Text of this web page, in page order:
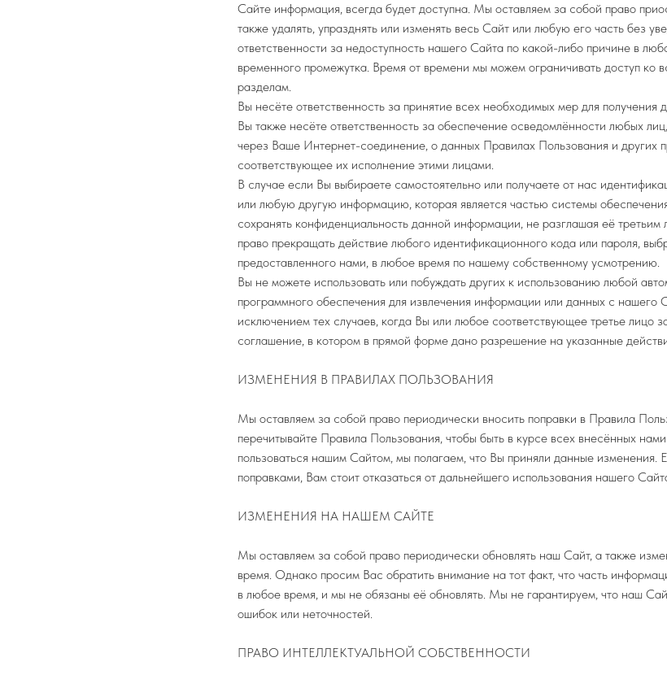
Сайте информация, всегда будет доступна. Мы оставляем за собой право
также удалять, упразднять или изменять весь Сайт или любую его часть без
ответственности за недоступность нашего Сайта по какой-либо причине в
временного промежутка. Время от времени мы можем ограничивать доступ ко
разделам.
Вы несёте ответственность за принятие всех необходимых мер для получения
Вы также несёте ответственность за обеспечение осведомлённости любых
через Ваше Интернет-соединение, о данных Правилах Пользования и других
соответствующее их исполнение этими лицами.
В случае если Вы выбираете самостоятельно или получаете от нас
или любую другую информацию, которая является частью системы
сохранять конфиденциальность данной информации, не разглашая её
право прекращать действие любого идентификационного кода или пароля,
предоставленного нами, в любое время по нашему собственному усмотрению.
Вы не можете использовать или побуждать других к использованию любой
программного обеспечения для извлечения информации или данных с нашего
исключением тех случаев, когда Вы или любое соответствующее третье лицо
соглашение, в котором в прямой форме дано разрешение на указанные
ИЗМЕНЕНИЯ В ПРАВИЛАХ ПОЛЬЗОВАНИЯ
Мы оставляем за собой право периодически вносить поправки в Правила
перечитывайте Правила Пользования, чтобы быть в курсе всех внесённых
пользоваться нашим Сайтом, мы полагаем, что Вы приняли данные
поправками, Вам стоит отказаться от дальнейшего использования нашего
ИЗМЕНЕНИЯ НА НАШЕМ САЙТЕ
Мы оставляем за собой право периодически обновлять наш Сайт, а также
время. Однако просим Вас обратить внимание на тот факт, что часть
в любое время, и мы не обязаны её обновлять. Мы не гарантируем, что наш
ошибок или неточностей.
ПРАВО ИНТЕЛЛЕКТУАЛЬНОЙ СОБСТВЕННОСТИ